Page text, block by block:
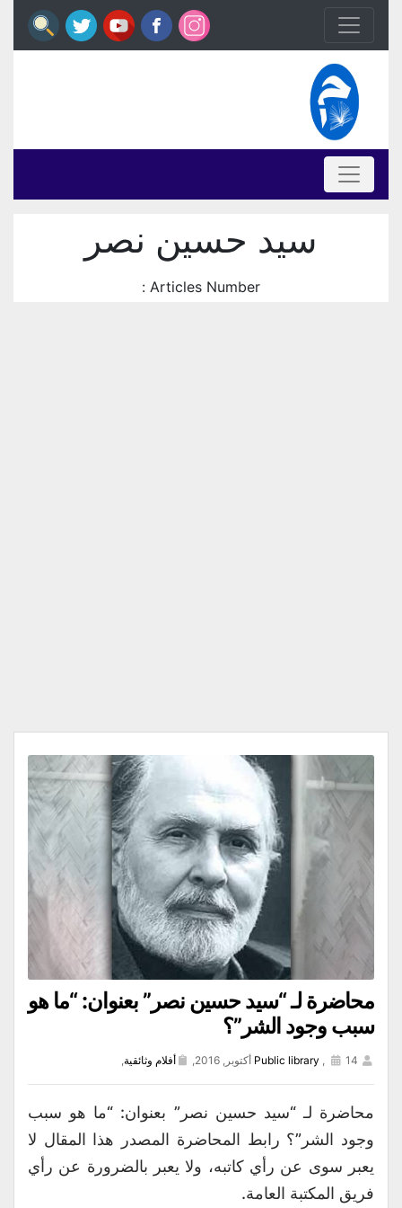
سيد حسين نصر
Articles Number :
محاضرة لـ “سيد حسين نصر” بعنوان: “ما هو
سبب وجود الشر”؟
Public library , 14 أكتوبر, 2016, أفلام وثائقية,
محاضرة لـ “سيد حسين نصر” بعنوان: “ما هو سبب
وجود الشر”؟ رابط المحاضرة المصدر هذا المقال لا
يعبر سوى عن رأي كاتبه، ولا يعبر بالضرورة عن رأي
فريق المكتبة العامة.